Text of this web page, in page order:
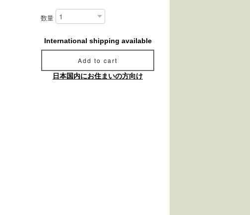
数量
International shipping available
Add to cart
日本国内にお住まいの方向け